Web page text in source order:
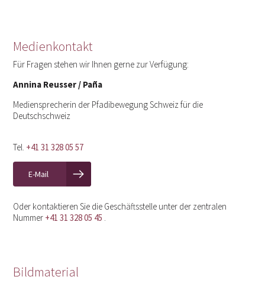
Medienkontakt
Für Fragen stehen wir Ihnen gerne zur Verfügung:
Annina Reusser / Paña
Mediensprecherin der Pfadibewegung Schweiz für die
Deutschschweiz
Tel. +41 31 328 05 57
E-Mail
Oder kontaktieren Sie die Geschäftsstelle unter der zentralen
Nummer +41 31 328 05 45 .
Bildmaterial